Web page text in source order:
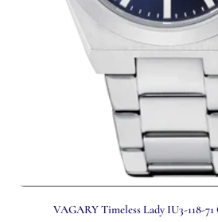
VAGARY Timeless Lady IU3-118-